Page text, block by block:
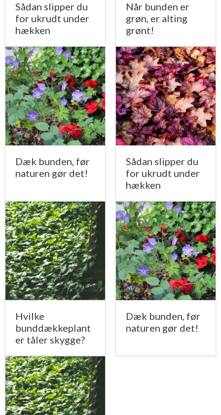
Sådan slipper du
for ukrudt under
hækken
Når bunden er
grøn, er alting
grønt!
Dæk bunden, før
naturen gør det!
Sådan slipper du
for ukrudt under
hækken
Hvilke
bunddækkeplant
er tåler skygge?
Dæk bunden, før
naturen gør det!